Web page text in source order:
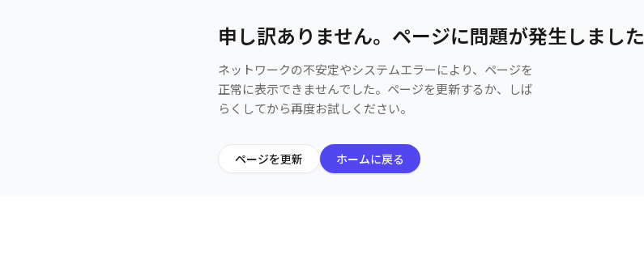
申し訳ありません。ページに問題が発生しました
ネットワークの不安定やシステムエラーにより、ページを
正常に表示できませんでした。ページを更新するか、しば
らくしてから再度お試しください。
ページを更新 ホームに戻る